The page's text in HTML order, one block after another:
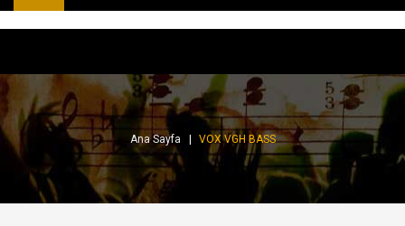
Ana Sayfa VOX VGH BASS